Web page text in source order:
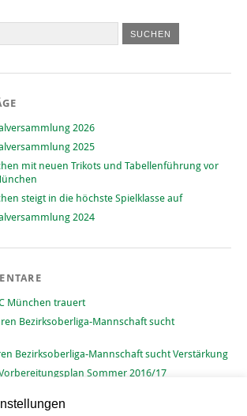
2026
2025
mit neuen Trikots und Tabellenführung vor
steigt in die höchste Spielklasse auf
2024
München trauert
Bezirksoberliga-Mannschaft sucht
Bezirksoberliga-Mannschaft sucht Verstärkung
Sommer 2016/17